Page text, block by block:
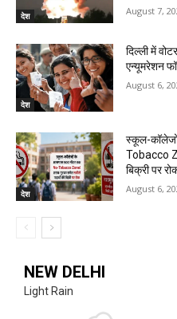
देश August 7,
देश
दिल्ली में
एन्यूमरेशन
August 6,
देश
स्कूल-
Tobacco
बिक्री पर
August 6,
NEW DELHI
Light Rain